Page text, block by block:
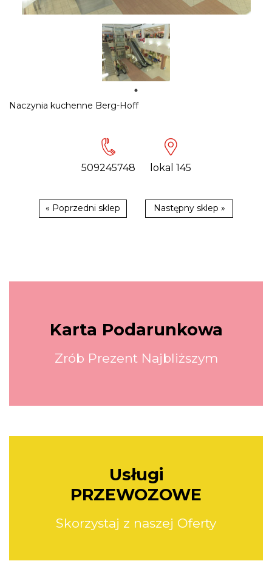
Naczynia kuchenne Berg-Hoff
509245748 lokal 145
« Poprzedni sklep Następny sklep »
Karta Podarunkowa
Zrób Prezent Najbliższym
Usługi
PRZEWOZOWE
Skorzystaj z naszej Oferty